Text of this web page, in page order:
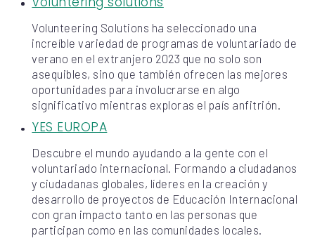
Volunteering Solutions ha seleccionado una
increíble variedad de programas de voluntariado de
verano en el extranjero 2023 que no solo son
asequibles, sino que también ofrecen las mejores
oportunidades para involucrarse en algo
significativo mientras exploras el país anfitrión.
YES EUROPA
Descubre el mundo ayudando a la gente con el
voluntariado internacional. Formando a ciudadanos
y ciudadanas globales, líderes en la creación y
desarrollo de proyectos de Educación Internacional
con gran impacto tanto en las personas que
participan como en las comunidades locales.